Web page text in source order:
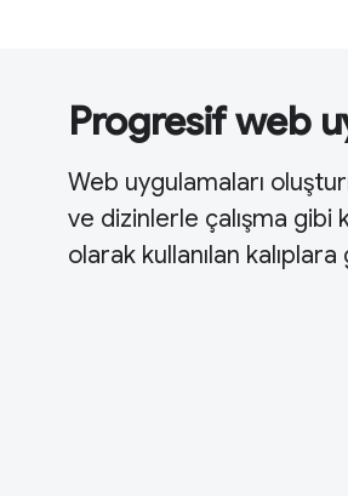
Progresif web
Web uygulamaları
ve dizinlerle çalışma gibi
olarak kullanılan kalıplara